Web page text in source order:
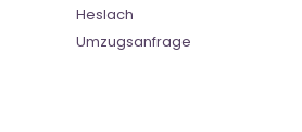
Heslach
Umzugsanfrage